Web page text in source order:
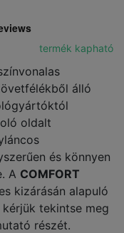
termék kapható
álló
oldalt
és könnyen
A COMFORT
kizárásán alapuló
tekintse meg
részét.